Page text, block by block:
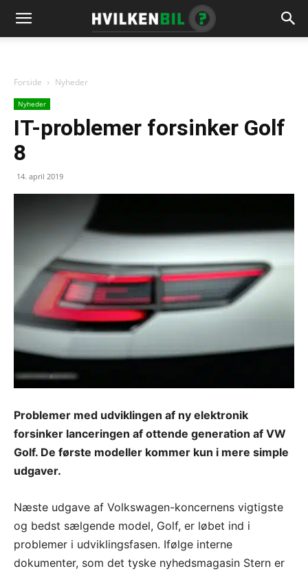
Forside Nyheder
Nyheder
IT-problemer forsinker Golf
8
14. april 2019
Problemer med udviklingen af ny elektronik
forsinker lanceringen af ottende generation af VW
Golf. De første modeller kommer kun i mere simple
udgaver.
Næste udgave af Volkswagen-koncernens vigtigste
og bedst sælgende model, Golf, er løbet ind i
problemer i udviklingsfasen. Ifølge interne
dokumenter, som det tyske nyhedsmagasin Stern er